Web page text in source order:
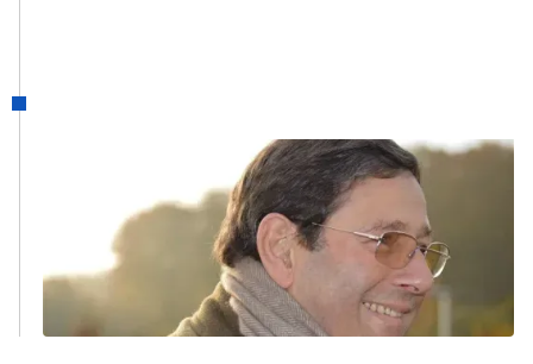
GECCO
Xavier Laloux koopt Gecco, waar hij eerder
CFO was.